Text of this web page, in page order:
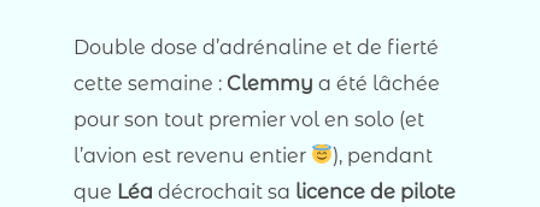
Double dose d’adrénaline et de fierté
cette semaine :Clemmy a été lâchée
pour son tout premier vol en solo (et
l’avion est revenu entier
), pendant
que Léa décrochait sa licence de pilote